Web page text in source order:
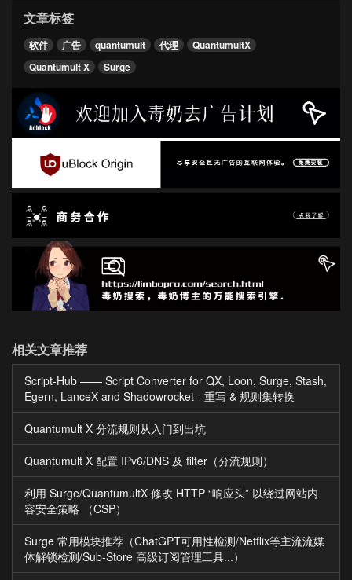
文章标签
软件 广告 quantumult 代理
QuantumultX
Quantumult X
Surge
相关文章推荐
Script-Hub —— Script Converter for QX, Loon, Surge, Stash,
Egern, LanceX and Shadowrocket - 重写 & 规则集转换
Quantumult X 分流规则从入门到出坑
Quantumult X 配置 IPv6/DNS 及 filter（分流规则）
利用 Surge/QuantumultX 修改 HTTP “响应头” 以绕过网站内
容安全策略 （CSP）
Surge 常用模块推荐（ChatGPT可用性检测/Netflix等主流流媒
体解锁检测/Sub-Store 高级订阅管理工具...）